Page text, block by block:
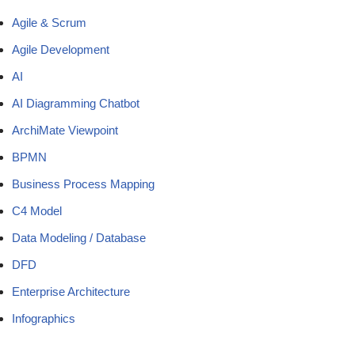
Agile & Scrum
Agile Development
AI
AI Diagramming Chatbot
ArchiMate Viewpoint
BPMN
Business Process Mapping
C4 Model
Data Modeling / Database
DFD
Enterprise Architecture
Infographics